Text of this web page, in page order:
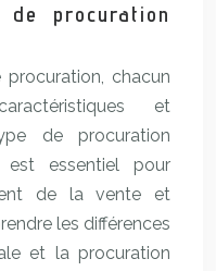
procuration
chacun
et
de procuration
essentiel pour
de la vente et
les différences
et la procuration